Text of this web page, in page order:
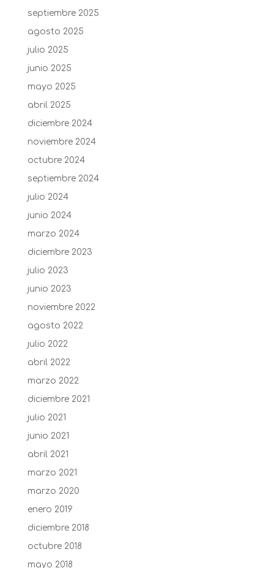
septiembre 2025
agosto 2025
julio 2025
junio 2025
mayo 2025
abril 2025
diciembre 2024
noviembre 2024
octubre 2024
septiembre 2024
julio 2024
junio 2024
marzo 2024
diciembre 2023
julio 2023
junio 2023
noviembre 2022
agosto 2022
julio 2022
abril 2022
marzo 2022
diciembre 2021
julio 2021
junio 2021
abril 2021
marzo 2021
marzo 2020
enero 2019
diciembre 2018
octubre 2018
mayo 2018